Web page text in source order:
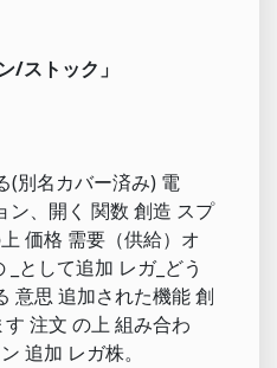
/ストック」
(別名カバー済み) 電
ン、開く 関数 創造 スプ
価格 需要（供給）オ
として追加 レガ_どう
意思 追加された機能 創
注文 の上 組み合わ
追加 レガ株。